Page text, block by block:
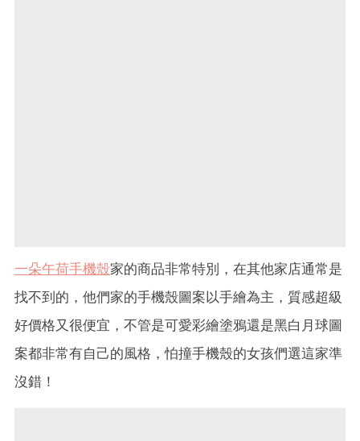
一朵午荷手機殼家的商品非常特別，在其他家店通常是
找不到的，他們家的手機殼圖案以手繪為主，質感超級
好價格又很便宜，不管是可愛彩繪塗鴉還是黑白月球圖
案都非常有自己的風格，怕撞手機殼的女孩們選這家準
沒錯！